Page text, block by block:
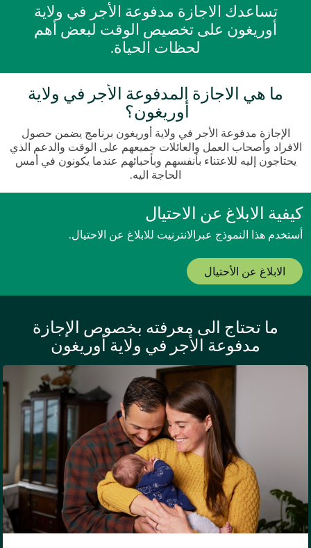
تساعدك الاجازة مدفوعة الأجر في ولاية
أوريغون على تخصيص الوقت لبعض أهم
لحظات الحياة.
ما هي الاجازة المدفوعة الأجر في ولاية
أوريغون؟
الإجازة مدفوعة الأجر في ولاية أوريغون برنامج يضمن حصول
الافراد وأصحاب العمل والعائلات جميعهم على الوقت والدعم الذي
يحتاجون إليه للاعتناء بأنفسهم وبأحبائهم عندما يكونون في أمس
الحاجة اليه.
كيفية الابلاغ عن الاحتيال
أستخدم هذا النموذج عبرالانترنيت للابلاغ عن الاحتيال.
الابلاغ عن الأحتيال
ما تحتاج الى معرفته بخصوص الإجازة
مدفوعة الأجر في ولاية أوريغون